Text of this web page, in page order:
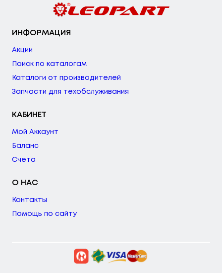
ИНФОРМАЦИЯ
Акции
Поиск по каталогам
Каталоги от производителей
Запчасти для техобслуживания
КАБИНЕТ
Мой Аккаунт
Баланс
Счета
О НАС
Контакты
Помощь по сайту